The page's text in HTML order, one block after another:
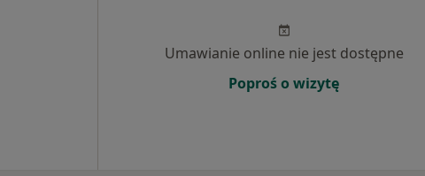
Umawianie online nie jest dostępne
Poproś o wizytę